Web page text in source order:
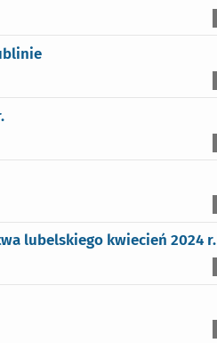
lubelskiego kwiecień 2024 r.